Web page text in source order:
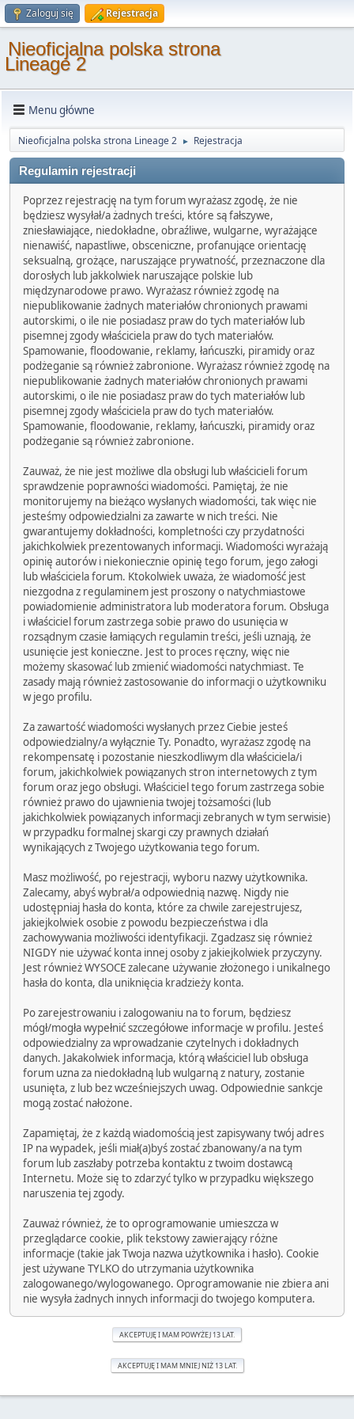
Zaloguj się Rejestracja
Nieoficjalna polska strona
Lineage 2
Menu główne
Nieoficjalna polska strona Lineage 2 ► Rejestracja
Regulamin rejestracji
Poprzez rejestrację na tym forum wyrażasz zgodę, że nie
będziesz wysyłał/a żadnych treści, które są fałszywe,
zniesławiające, niedokładne, obraźliwe, wulgarne, wyrażające
nienawiść, napastliwe, obsceniczne, profanujące orientację
seksualną, grożące, naruszające prywatność, przeznaczone dla
dorosłych lub jakkolwiek naruszające polskie lub
międzynarodowe prawo. Wyrażasz również zgodę na
niepublikowanie żadnych materiałów chronionych prawami
autorskimi, o ile nie posiadasz praw do tych materiałów lub
pisemnej zgody właściciela praw do tych materiałów.
Spamowanie, floodowanie, reklamy, łańcuszki, piramidy oraz
podżeganie są również zabronione. Wyrażasz również zgodę na
niepublikowanie żadnych materiałów chronionych prawami
autorskimi, o ile nie posiadasz praw do tych materiałów lub
pisemnej zgody właściciela praw do tych materiałów.
Spamowanie, floodowanie, reklamy, łańcuszki, piramidy oraz
podżeganie są również zabronione.
Zauważ, że nie jest możliwe dla obsługi lub właścicieli forum
sprawdzenie poprawności wiadomości. Pamiętaj, że nie
monitorujemy na bieżąco wysłanych wiadomości, tak więc nie
jesteśmy odpowiedzialni za zawarte w nich treści. Nie
gwarantujemy dokładności, kompletności czy przydatności
jakichkolwiek prezentowanych informacji. Wiadomości wyrażają
opinię autorów i niekoniecznie opinię tego forum, jego załogi
lub właściciela forum. Ktokolwiek uważa, że wiadomość jest
niezgodna z regulaminem jest proszony o natychmiastowe
powiadomienie administratora lub moderatora forum. Obsługa
i właściciel forum zastrzega sobie prawo do usunięcia w
rozsądnym czasie łamiących regulamin treści, jeśli uznają, że
usunięcie jest konieczne. Jest to proces ręczny, więc nie
możemy skasować lub zmienić wiadomości natychmiast. Te
zasady mają również zastosowanie do informacji o użytkowniku
w jego profilu.
Za zawartość wiadomości wysłanych przez Ciebie jesteś
odpowiedzialny/a wyłącznie Ty. Ponadto, wyrażasz zgodę na
rekompensatę i pozostanie nieszkodliwym dla właściciela/i
forum, jakichkolwiek powiązanych stron internetowych z tym
forum oraz jego obsługi. Właściciel tego forum zastrzega sobie
również prawo do ujawnienia twojej tożsamości (lub
jakichkolwiek powiązanych informacji zebranych w tym serwisie)
w przypadku formalnej skargi czy prawnych działań
wynikających z Twojego użytkowania tego forum.
Masz możliwość, po rejestracji, wyboru nazwy użytkownika.
Zalecamy, abyś wybrał/a odpowiednią nazwę. Nigdy nie
udostępniaj hasła do konta, które za chwile zarejestrujesz,
jakiejkolwiek osobie z powodu bezpieczeństwa i dla
zachowywania możliwości identyfikacji. Zgadzasz się również
NIGDY nie używać konta innej osoby z jakiejkolwiek przyczyny.
Jest również WYSOCE zalecane używanie złożonego i unikalnego
hasła do konta, dla uniknięcia kradzieży konta.
Po zarejestrowaniu i zalogowaniu na to forum, będziesz
mógł/mogła wypełnić szczegółowe informacje w profilu. Jesteś
odpowiedzialny za wprowadzanie czytelnych i dokładnych
danych. Jakakolwiek informacja, którą właściciel lub obsługa
forum uzna za niedokładną lub wulgarną z natury, zostanie
usunięta, z lub bez wcześniejszych uwag. Odpowiednie sankcje
mogą zostać nałożone.
Zapamiętaj, że z każdą wiadomością jest zapisywany twój adres
IP na wypadek, jeśli miał(a)byś zostać zbanowany/a na tym
forum lub zaszłaby potrzeba kontaktu z twoim dostawcą
Internetu. Może się to zdarzyć tylko w przypadku większego
naruszenia tej zgody.
Zauważ również, że to oprogramowanie umieszcza w
przeglądarce cookie, plik tekstowy zawierający różne
informacje (takie jak Twoja nazwa użytkownika i hasło). Cookie
jest używane TYLKO do utrzymania użytkownika
zalogowanego/wylogowanego. Oprogramowanie nie zbiera ani
nie wysyła żadnych innych informacji do twojego komputera.